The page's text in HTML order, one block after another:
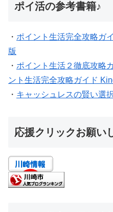
ポイ活の参考書籍♪
・ ポイント生活完全攻略ガ
版
・ ポイント生活２徹底攻略
ント生活完全攻略ガイド
・ キャッシュレスの賢い選
応援クリックお願い